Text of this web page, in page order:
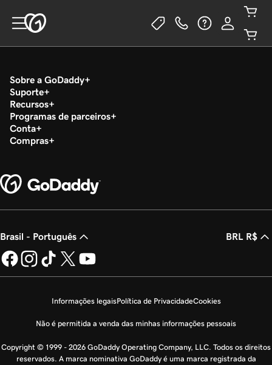
Sobre a GoDaddy
Suporte
Recursos
Programas de parceiros
Conta
Compras
Brasil - Português BRL R$
Informações legaisPolítica de PrivacidadeCookies
Não é permitida a venda das minhas informações pessoais
Copyright © 1999 - 2026 GoDaddy Operating Company, LLC. Todos os direitos
reservados. A marca nominativa GoDaddy é uma marca registrada da